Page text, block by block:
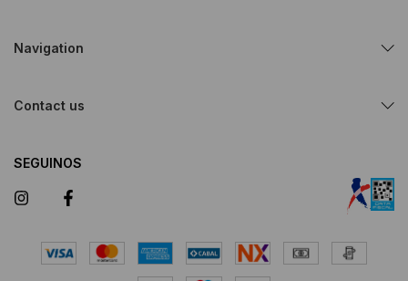
Navigation
Contact us
SEGUINOS